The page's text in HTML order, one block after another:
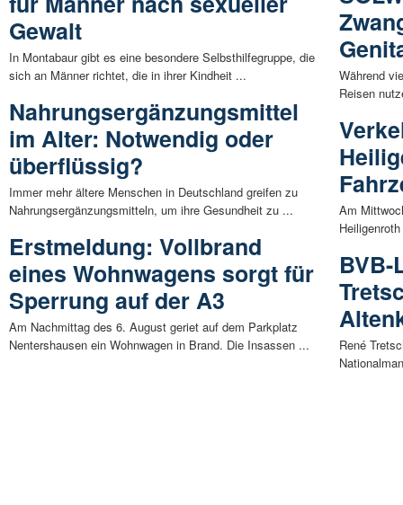
Gewalt
In Montabaur gibt es eine besondere Selbsthilfegruppe, die
sich an Männer richtet, die in ihrer Kindheit ...
Nahrungsergänzungsmittel
im Alter: Notwendig oder
überflüssig?
Immer mehr ältere Menschen in Deutschland greifen zu
Nahrungsergänzungsmitteln, um ihre Gesundheit zu ...
Erstmeldung: Vollbrand
eines Wohnwagens sorgt für
Sperrung auf der A3
Am Nachmittag des 6. August geriet auf dem Parkplatz
Nentershausen ein Wohnwagen in Brand. Die Insassen ...
Während
Reisen
Am
BVB-
René